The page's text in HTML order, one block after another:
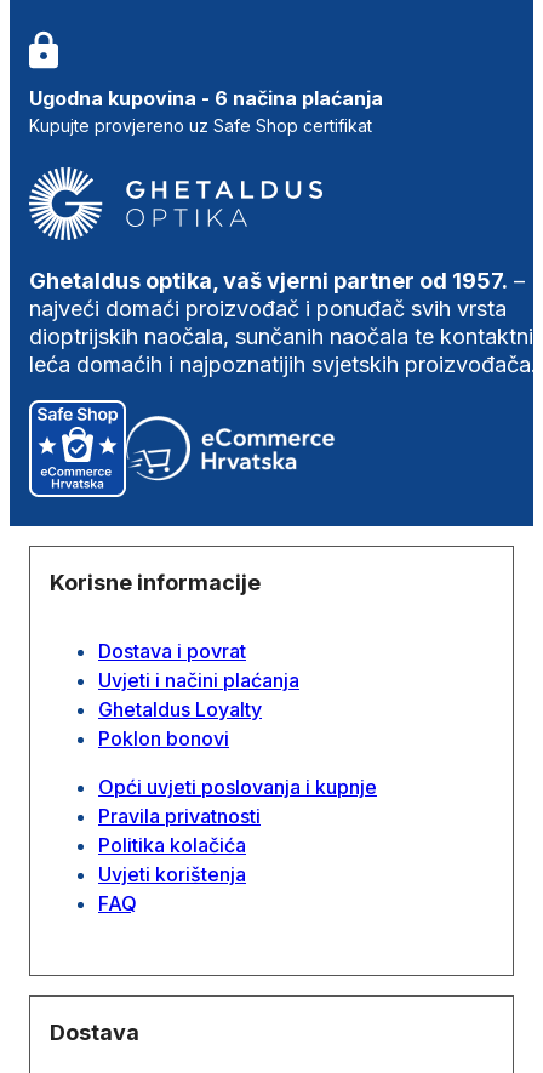
Ugodna kupovina - 6 načina plaćanja
Kupujte provjereno uz Safe Shop certifikat
Ghetaldus optika, vaš vjerni partner od 1957. –
najveći domaći proizvođač i ponuđač svih vrsta
dioptrijskih naočala, sunčanih naočala te
leća domaćih i najpoznatijih svjetskih proizvođača.
Korisne informacije
Dostava i povrat
Uvjeti i načini plaćanja
Ghetaldus Loyalty
Poklon bonovi
Opći uvjeti poslovanja i kupnje
Pravila privatnosti
Politika kolačića
Uvjeti korištenja
FAQ
Dostava